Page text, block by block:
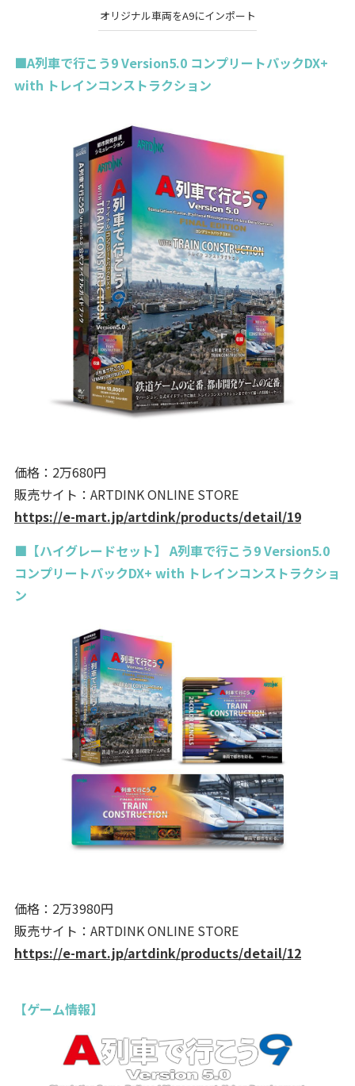
オリジナル車両をA9にインポート
■A列車で行こう9 Version5.0 コンプリートパックDX+
with トレインコンストラクション
価格：2万680円
販売サイト：ARTDINK ONLINE STORE
https://e-mart.jp/artdink/products/detail/19
■【ハイグレードセット】 A列車で行こう9 Version5.0
コンプリートパックDX+ with トレインコンストラクショ
ン
価格：2万3980円
販売サイト：ARTDINK ONLINE STORE
https://e-mart.jp/artdink/products/detail/12
【ゲーム情報】